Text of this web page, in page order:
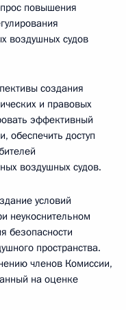
повышения
воздушных судов
создания
и правовых
эффективный
обеспечить доступ
воздушных судов.
условий
неукоснительном
безопасности
пространства.
членов Комиссии,
на оценке